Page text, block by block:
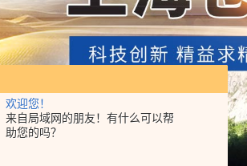
欢迎您！
来自局域网的朋友！有什么可以帮
助您的吗？